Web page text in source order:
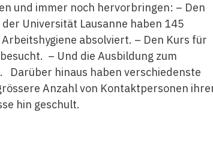
und immer noch hervorbringen: – Den
Universität Lausanne haben 145
absolviert. – Den Kurs für
– Und die Ausbildung zum
Darüber hinaus haben verschiedenste
Anzahl von Kontaktpersonen
hin geschult.